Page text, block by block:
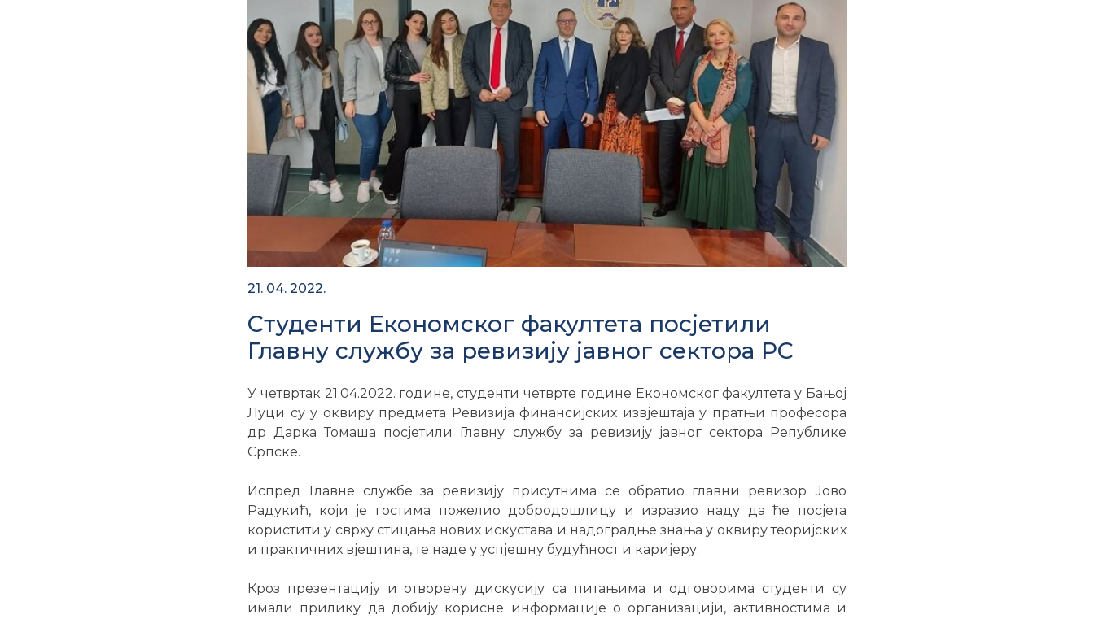
21. 04. 2022.
Студенти Економског факултета посјетили
Главну службу за ревизију јавног сектора РС
У четвртак 21.04.2022. године, студенти четврте године Економског факултета у Бањој
Луци су у оквиру предмета Ревизија финансијских извјештаја у пратњи професора
др Дарка Томаша посјетили Главну службу за ревизију јавног сектора Републике
Српске.
Испред Главне службе за ревизију присутнима се обратио главни ревизор Јово
Радукић, који је гостима пожелио добродошлицу и изразио наду да ће посјета
користити у сврху стицања нових искустава и надоградње знања у оквиру теоријских
и практичних вјештина, те наде у успјешну будућност и каријеру.
Кроз презентацију и отворену дискусију са питањима и одговорима студенти су
имали прилику да добију корисне информације о организацији, активностима и